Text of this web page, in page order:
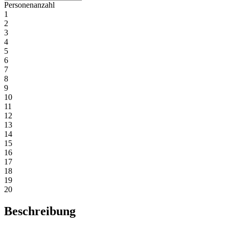
Personenanzahl
1
2
3
4
5
6
7
8
9
10
11
12
13
14
15
16
17
18
19
20
Beschreibung